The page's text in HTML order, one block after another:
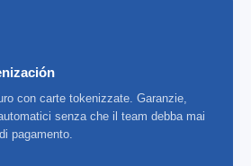
con carte tokenizzate. Garanzie,
senza che il team debba mai
pagamento.